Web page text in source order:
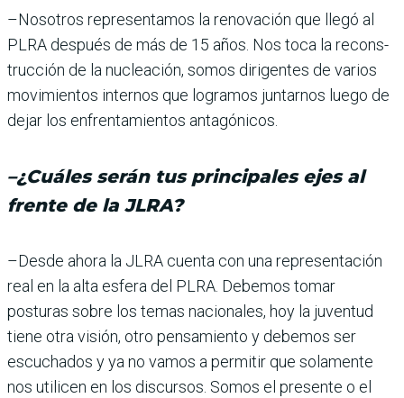
–Nosotros representamos la renovación que llegó al
PLRA después de más de 15 años. Nos toca la recons­
trucción de la nucleación, somos dirigentes de varios
movimientos internos que logramos juntarnos luego de
dejar los enfrentamientos antagónicos.
–¿Cuáles serán tus prin­cipales ejes al
frente de la JLRA?
–Desde ahora la JLRA cuenta con una representación
real en la alta esfera del PLRA. Debemos tomar
posturas sobre los temas nacionales, hoy la juventud
tiene otra visión, otro pensamiento y debemos ser
escuchados y ya no vamos a permitir que sola­mente
nos utilicen en los dis­cursos. Somos el presente o el